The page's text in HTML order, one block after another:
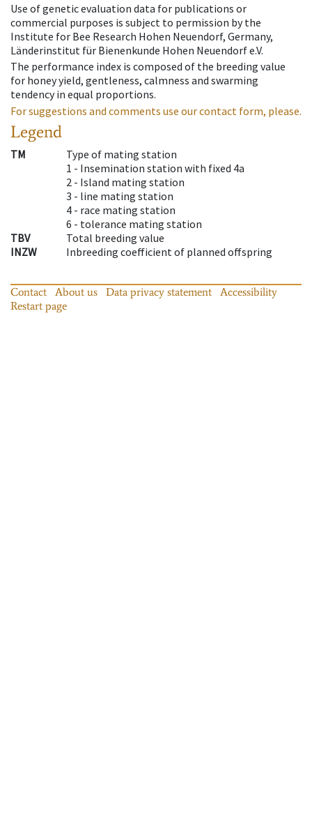
Use of genetic evaluation data for publications or
commercial purposes is subject to permission by the
Institute for Bee Research Hohen Neuendorf, Germany,
Länderinstitut für Bienenkunde Hohen Neuendorf e.V.
The performance index is composed of the breeding value
for honey yield, gentleness, calmness and swarming
tendency in equal proportions.
For suggestions and comments use our contact form, please.
Legend
TM
Type of mating station
1 - Insemination station with fixed 4a
2 - Island mating station
3 - line mating station
4 - race mating station
6 - tolerance mating station
TBV
Total breeding value
INZW
Inbreeding coefficient of planned offspring
Contact About us Data privacy statement
Accessibility
Restart page